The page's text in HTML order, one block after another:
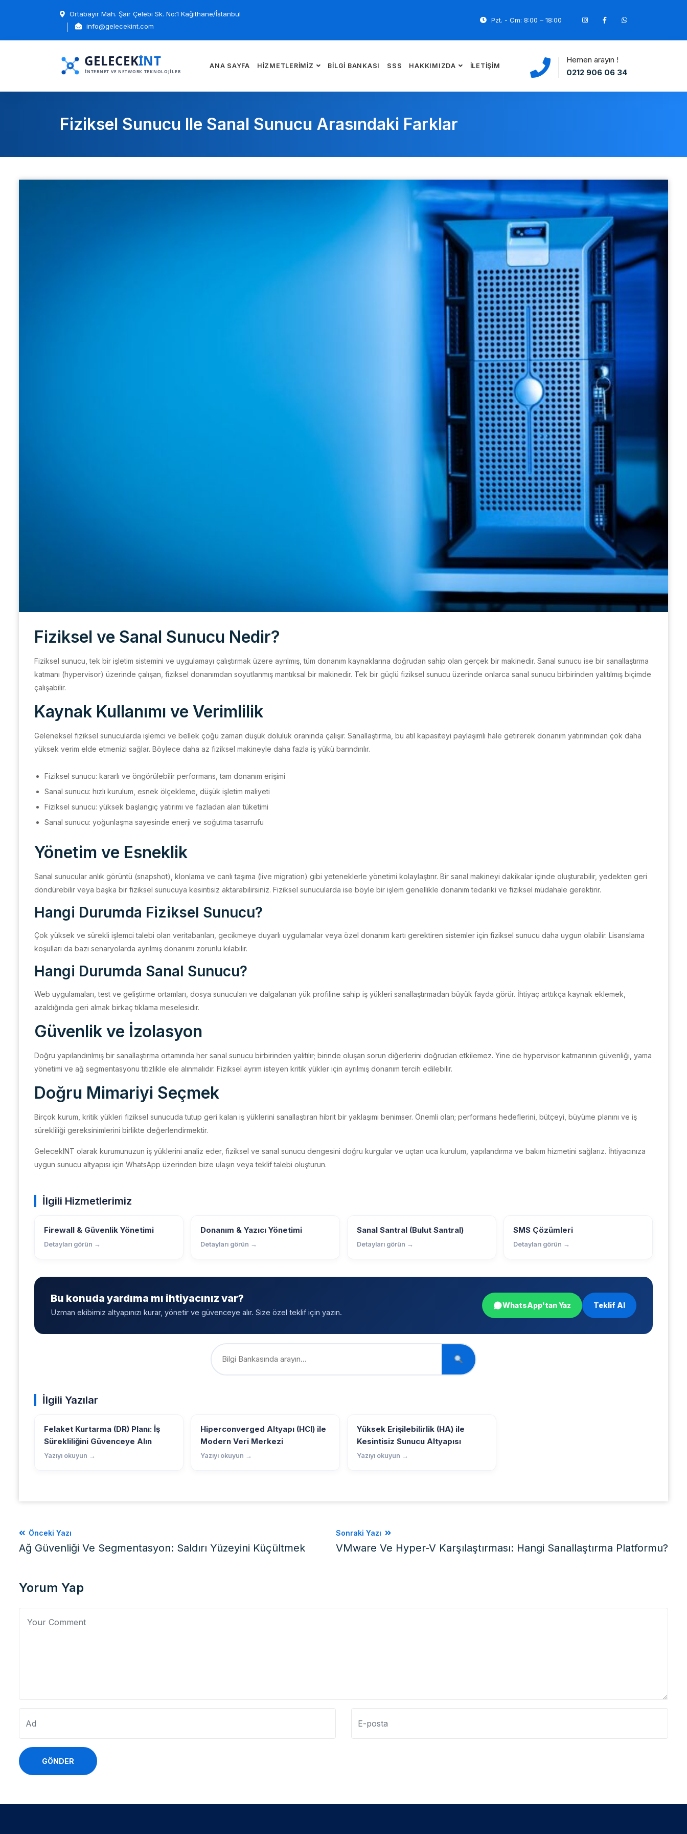
Ortabayır Mah. Şair Çelebi Sk. No:1 Kağıthane/İstanbul
info@gelecekint.com
Pzt. - Cm: 8:00 – 18:00
Hemen arayın !
0212 906 06 34
ANA SAYFA HIZMETLERIMIZ BILGI BANKASI SSS HAKKIMIZDA İLETIŞIM
Fiziksel Sunucu Ile Sanal Sunucu Arasındaki Farklar
Fiziksel ve Sanal Sunucu Nedir?
Fiziksel sunucu, tek bir işletim sistemini ve uygulamayı çalıştırmak üzere ayrılmış, tüm donanım kaynaklarına doğrudan sahip olan gerçek bir makinedir. Sanal sunucu ise bir sanallaştırma
katmanı (hypervisor) üzerinde çalışan, fiziksel donanımdan soyutlanmış mantıksal bir makinedir. Tek bir güçlü fiziksel sunucu üzerinde onlarca sanal sunucu birbirinden yalıtılmış biçimde
çalışabilir.
Kaynak Kullanımı ve Verimlilik
Geleneksel fiziksel sunucularda işlemci ve bellek çoğu zaman düşük doluluk oranında çalışır. Sanallaştırma, bu atıl kapasiteyi paylaşımlı hale getirerek donanım yatırımından çok daha
yüksek verim elde etmenizi sağlar. Böylece daha az fiziksel makineyle daha fazla iş yükü barındırılır.
Fiziksel sunucu: kararlı ve öngörülebilir performans, tam donanım erişimi
Sanal sunucu: hızlı kurulum, esnek ölçekleme, düşük işletim maliyeti
Fiziksel sunucu: yüksek başlangıç yatırımı ve fazladan alan tüketimi
Sanal sunucu: yoğunlaşma sayesinde enerji ve soğutma tasarrufu
Yönetim ve Esneklik
Sanal sunucular anlık görüntü (snapshot), klonlama ve canlı taşıma (live migration) gibi yeteneklerle yönetimi kolaylaştırır. Bir sanal makineyi dakikalar içinde oluşturabilir, yedekten geri
döndürebilir veya başka bir fiziksel sunucuya kesintisiz aktarabilirsiniz. Fiziksel sunucularda ise böyle bir işlem genellikle donanım tedariki ve fiziksel müdahale gerektirir.
Hangi Durumda Fiziksel Sunucu?
Çok yüksek ve sürekli işlemci talebi olan veritabanları, gecikmeye duyarlı uygulamalar veya özel donanım kartı gerektiren sistemler için fiziksel sunucu daha uygun olabilir. Lisanslama
koşulları da bazı senaryolarda ayrılmış donanımı zorunlu kılabilir.
Hangi Durumda Sanal Sunucu?
Web uygulamaları, test ve geliştirme ortamları, dosya sunucuları ve dalgalanan yük profiline sahip iş yükleri sanallaştırmadan büyük fayda görür. İhtiyaç arttıkça kaynak eklemek,
azaldığında geri almak birkaç tıklama meselesidir.
Güvenlik ve İzolasyon
Doğru yapılandırılmış bir sanallaştırma ortamında her sanal sunucu birbirinden yalıtılır; birinde oluşan sorun diğerlerini doğrudan etkilemez. Yine de hypervisor katmanının güvenliği, yama
yönetimi ve ağ segmentasyonu titizlikle ele alınmalıdır. Fiziksel ayrım isteyen kritik yükler için ayrılmış donanım tercih edilebilir.
Doğru Mimariyi Seçmek
Birçok kurum, kritik yükleri fiziksel sunucuda tutup geri kalan iş yüklerini sanallaştıran hibrit bir yaklaşımı benimser. Önemli olan; performans hedeflerini, bütçeyi, büyüme planını ve iş
sürekliliği gereksinimlerini birlikte değerlendirmektir.
GelecekINT olarak kurumunuzun iş yüklerini analiz eder, fiziksel ve sanal sunucu dengesini doğru kurgular ve uçtan uca kurulum, yapılandırma ve bakım hizmetini sağlarız. İhtiyacınıza
uygun sunucu altyapısı için WhatsApp üzerinden bize ulaşın veya teklif talebi oluşturun.
İlgili Hizmetlerimiz
Firewall & Güvenlik Yönetimi
Detayları görün →
Donanım & Yazıcı Yönetimi
Detayları görün →
Sanal Santral (Bulut Santral)
Detayları görün →
SMS Çözümleri
Detayları görün →
Bu konuda yardıma mı ihtiyacınız var?
Uzman ekibimiz altyapınızı kurar, yönetir ve güvenceye alır. Size özel teklif için yazın.
WhatsApp'tan Yaz Teklif Al
İlgili Yazılar
Felaket Kurtarma (DR) Planı: İş
Sürekliliğini Güvenceye Alın
Yazıyı okuyun →
Hiperconverged Altyapı (HCI) ile
Modern Veri Merkezi
Yazıyı okuyun →
Yüksek Erişilebilirlik (HA) ile
Kesintisiz Sunucu Altyapısı
Yazıyı okuyun →
Önceki Yazı
Ağ Güvenliği Ve Segmentasyon: Saldırı Yüzeyini Küçültmek
Sonraki Yazı
VMware Ve Hyper-V Karşılaştırması: Hangi Sanallaştırma Platformu?
Yorum Yap
GÖNDER